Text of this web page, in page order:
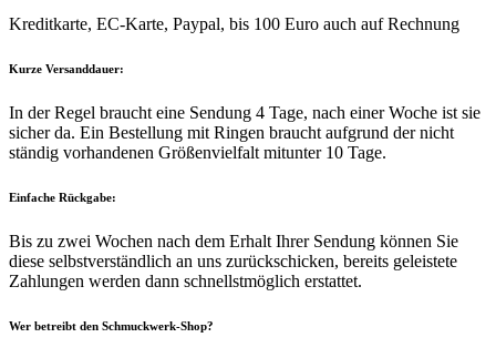
Kreditkarte, EC-Karte, Paypal, bis 100 Euro auch auf Rechnung
Kurze Versanddauer:
In der Regel braucht eine Sendung 4 Tage, nach einer Woche ist sie
sicher da. Ein Bestellung mit Ringen braucht aufgrund der nicht
ständig vorhandenen Größenvielfalt mitunter 10 Tage.
Einfache Rückgabe:
Bis zu zwei Wochen nach dem Erhalt Ihrer Sendung können Sie
diese selbstverständlich an uns zurückschicken, bereits geleistete
Zahlungen werden dann schnellstmöglich erstattet.
Wer betreibt den Schmuckwerk-Shop?